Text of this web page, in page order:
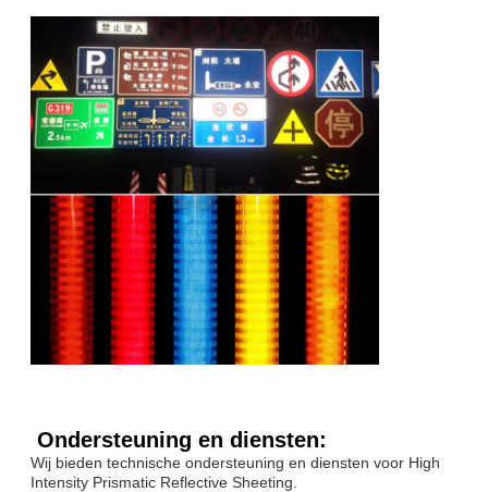
Ondersteuning en diensten:
Wij bieden technische ondersteuning en diensten voor High
Intensity Prismatic Reflective Sheeting.